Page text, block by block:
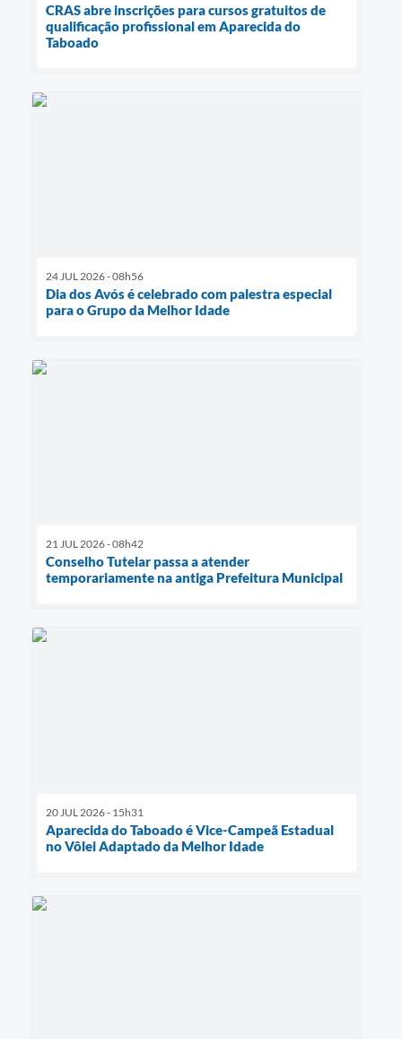
CRAS abre inscrições para cursos gratuitos de
qualificação profissional em Aparecida do
Taboado
24 JUL 2026 - 08h56
Dia dos Avós é celebrado com palestra especial
para o Grupo da Melhor Idade
21 JUL 2026 - 08h42
Conselho Tutelar passa a atender
temporariamente na antiga Prefeitura Municipal
20 JUL 2026 - 15h31
Aparecida do Taboado é Vice-Campeã Estadual
no Vôlei Adaptado da Melhor Idade